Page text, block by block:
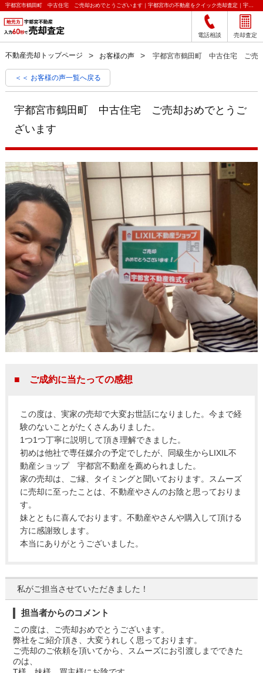
宇都宮市鶴田町 中古住宅 ご売却おめでとうございます｜宇都宮市の不動産をクイック売却査定｜宇都宮不動産
電話相談 売却査定
不動産売却トップページ お客様の声 宇都宮市鶴田町 中古住宅 ご売
＜＜ お客様の声一覧へ戻る
宇都宮市鶴田町 中古住宅 ご売却おめでとうご
ざいます
■ ご成約に当たっての感想
この度は、実家の売却で大変お世話になりました。今まで経
験のないことがたくさんありました。
1つ1つ丁寧に説明して頂き理解できました。
初めは他社で専任媒介の予定でしたが、同級生からLIXIL不
動産ショップ 宇都宮不動産を薦められました。
家の売却は、ご縁、タイミングと聞いております。スムーズ
に売却に至ったことは、不動産やさんのお陰と思っておりま
す。
妹とともに喜んでおります。不動産やさんや購入して頂ける
方に感謝致します。
本当にありがとうございました。
私がご担当させていただきました！
担当者からのコメント
この度は、ご売却おめでとうございます。
弊社をご紹介頂き、大変うれしく思っております。
ご売却のご依頼を頂いてから、スムーズにお引渡しまでできた
のは、